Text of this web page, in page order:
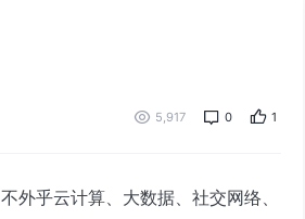
5,917 0 1
外乎云计算、大数据、社交网络、